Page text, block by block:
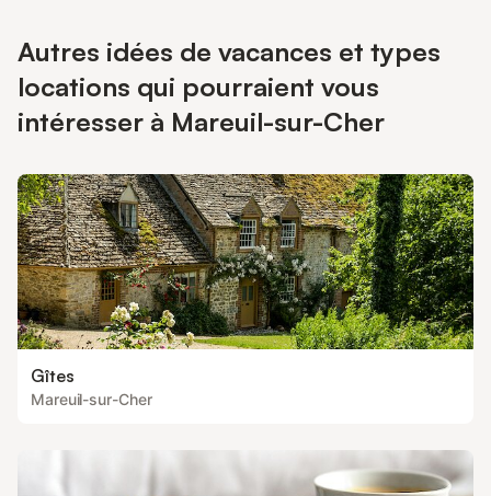
Autres idées de vacances et types
locations qui pourraient vous
intéresser à Mareuil-sur-Cher
Gîtes
Mareuil-sur-Cher